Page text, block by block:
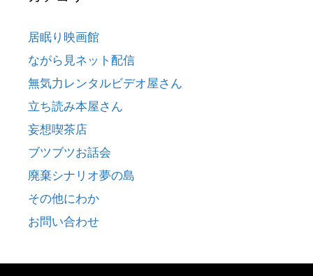
居眠り映画館
ながら見ネット配信
無気力レンタルビデオ屋さん
立ち読み本屋さん
妄想喫茶店
ブツブツお話会
廃棄シナリオ夢の島
その他にわか
お問い合わせ